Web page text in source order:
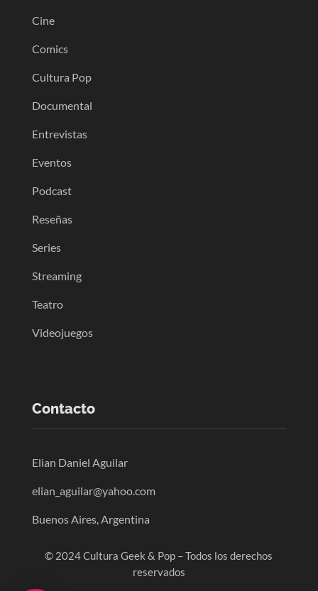
Cine
Comics
Cultura Pop
Documental
Entrevistas
Eventos
Podcast
Reseñas
Series
Streaming
Teatro
Videojuegos
Contacto
Elian Daniel Aguilar
elian_aguilar@yahoo.com
Buenos Aires, Argentina
© 2024 Cultura Geek & Pop – Todos los derechos
reservados